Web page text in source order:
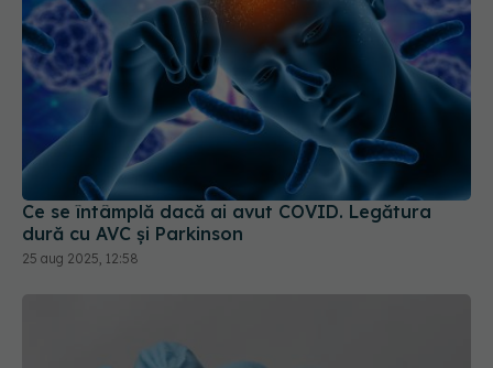
Ce se întâmplă dacă ai avut COVID. Legătura
dură cu AVC și Parkinson
25 aug 2025, 12:58